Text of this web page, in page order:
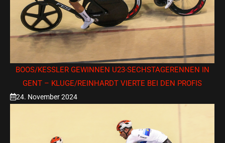
BOOS/KESSLER GEWINNEN U23-SECHSTAGERENNEN IN G
ENT – KLUGE/REINHARDT VIERTE BEI DEN PROFIS
24. November 2024